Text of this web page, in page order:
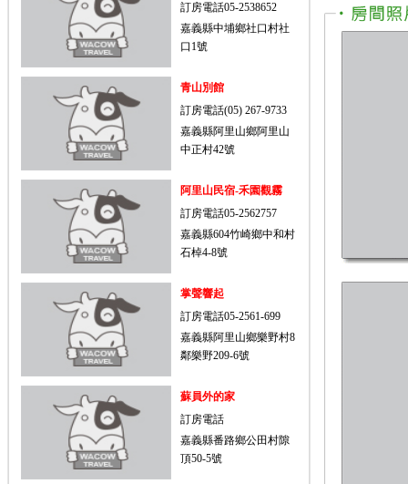
訂房電話05-2538652
嘉義縣中埔鄉社口村社
口1號
青山別館
訂房電話(05) 267-9733
嘉義縣阿里山鄉阿里山
中正村42號
阿里山民宿-禾園觀霧
訂房電話05-2562757
嘉義縣604竹崎鄉中和村
石棹4-8號
掌聲響起
訂房電話05-2561-699
嘉義縣阿里山鄉樂野村8
鄰樂野209-6號
蘇員外的家
訂房電話
嘉義縣番路鄉公田村隙
頂50-5號